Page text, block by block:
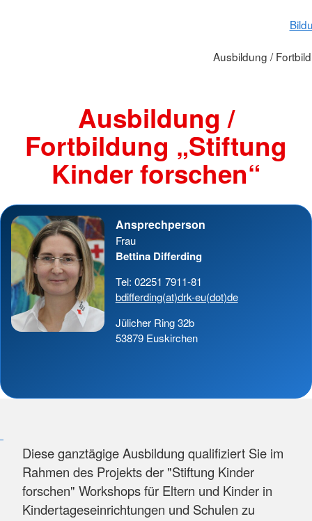
Ausbildung /
Ausbildung /
Fortbildung „Stiftung
Kinder forschen“
Ansprechperson
Frau
Bettina Differding
Tel: 02251 7911-81
bdifferding(at)drk-eu(dot)de
Jülicher Ring 32b
53879 Euskirchen
Diese ganztägige Ausbildung qualifiziert Sie im
Rahmen des Projekts der "Stiftung Kinder
forschen" Workshops für Eltern und Kinder in
Kindertageseinrichtungen und Schulen zu